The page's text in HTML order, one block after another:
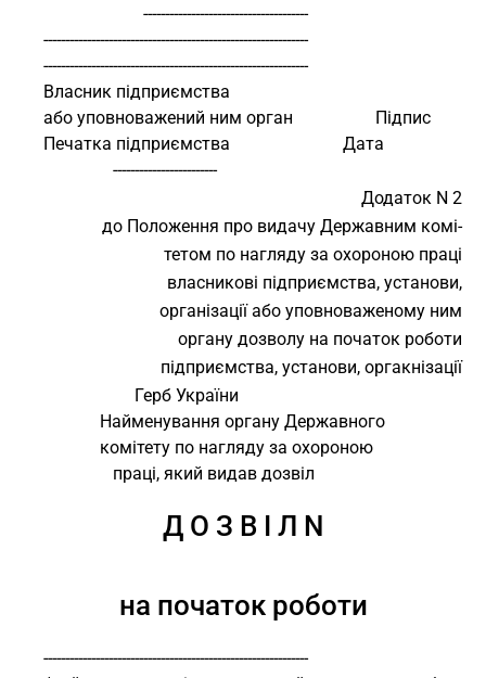
                            --------------------------------------
     -------------------------------------------------------------
     -------------------------------------------------------------
     Власник підприємства
     або уповноважений ним орган                   Підпис
     Печатка підприємства                          Дата
                     ------------------------
Додаток N 2
до Положення про видачу Державним комі-
тетом по нагляду за охороною праці
власникові підприємства, установи,
організації або уповноваженому ним
органу дозволу на початок роботи
підприємства, установи, оргакнізації
                          Герб України
                  Найменування органу Державного
                  комітету по нагляду за охороною
                     праці, який видав дозвіл
Д О З В І Л N
на початок роботи
     -------------------------------------------------------------